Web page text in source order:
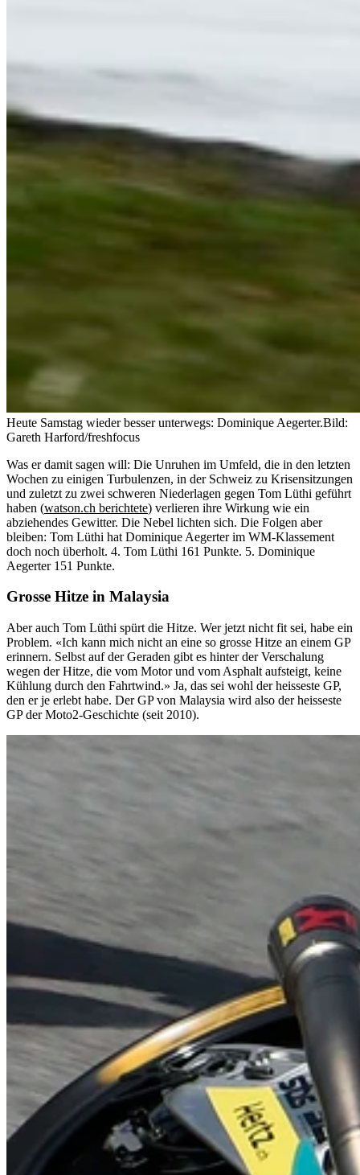
Heute Samstag wieder besser unterwegs: Dominique Aegerter.Bild:
Gareth Harford/freshfocus
Was er damit sagen will: Die Unruhen im Umfeld, die in den letzten
Wochen zu einigen Turbulenzen, in der Schweiz zu Krisensitzungen
und zuletzt zu zwei schweren Niederlagen gegen Tom Lüthi geführt
haben (watson.ch berichtete) verlieren ihre Wirkung wie ein
abziehendes Gewitter. Die Nebel lichten sich. Die Folgen aber
bleiben: Tom Lüthi hat Dominique Aegerter im WM-Klassement
doch noch überholt. 4. Tom Lüthi 161 Punkte. 5. Dominique
Aegerter 151 Punkte.
Grosse Hitze in Malaysia
Aber auch Tom Lüthi spürt die Hitze. Wer jetzt nicht fit sei, habe ein
Problem. «Ich kann mich nicht an eine so grosse Hitze an einem GP
erinnern. Selbst auf der Geraden gibt es hinter der Verschalung
wegen der Hitze, die vom Motor und vom Asphalt aufsteigt, keine
Kühlung durch den Fahrtwind.» Ja, das sei wohl der heisseste GP,
den er je erlebt habe. Der GP von Malaysia wird also der heisseste
GP der Moto2-Geschichte (seit 2010).